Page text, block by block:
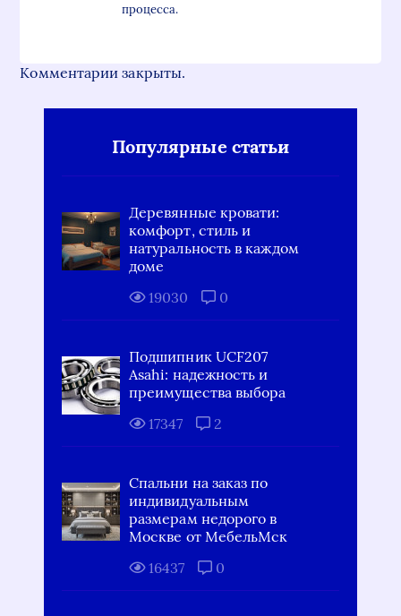
процесса.
Комментарии закрыты.
Популярные статьи
Деревянные кровати:
комфорт, стиль и
натуральность в каждом
доме
19030
0
Подшипник UCF207
Asahi: надежность и
преимущества выбора
17347
2
Спальни на заказ по
индивидуальным
размерам недорого в
Москве от МебельМск
16437
0